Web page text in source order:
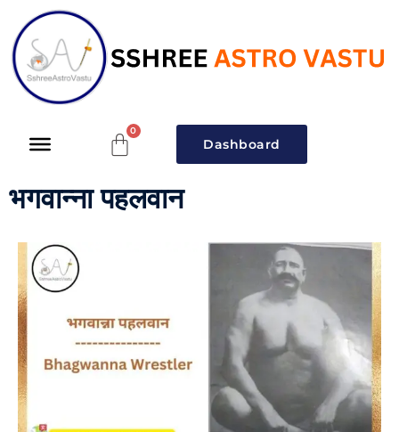
Dashboard
भगवान्ना पहलवान